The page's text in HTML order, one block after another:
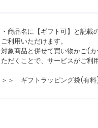
・商品名に【ギフト可】と記
ご利用いただけます。
対象商品と併せて買い物かご(
ただくことで、サービスがご利
＞＞ ギフトラッピング袋(有料